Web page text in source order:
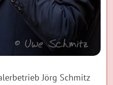
Jörg Schmitz